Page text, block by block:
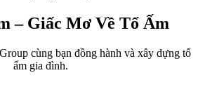
– Giấc Mơ Về Tổ Ấm
cùng bạn đồng hành và xây dựng tổ
ấm gia đình.